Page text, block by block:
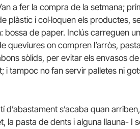
a fer la compra de la setmana;
plàstic i col·loquen els productes,
bossa de paper. Inclús carreguen
queviures on compren l’arròs,
sòlids, per evitar els envasos
i tampoc no fan servir palletes ni
d’abastament s’acaba quan
la pasta de dents i alguna llauna- I